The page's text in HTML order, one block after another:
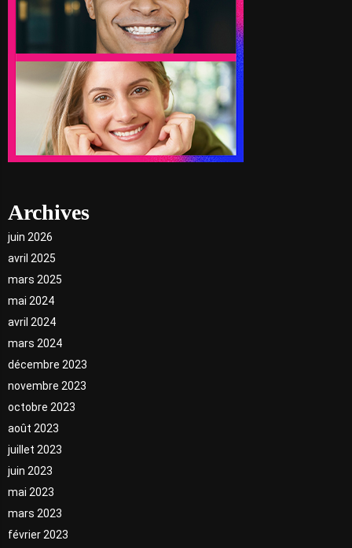
Archives
juin 2026
avril 2025
mars 2025
mai 2024
avril 2024
mars 2024
décembre 2023
novembre 2023
octobre 2023
août 2023
juillet 2023
juin 2023
mai 2023
mars 2023
février 2023